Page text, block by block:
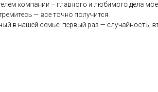
компании – главного и любимого дела
— все точно получится.
в нашей семье: первый раз — случайность,